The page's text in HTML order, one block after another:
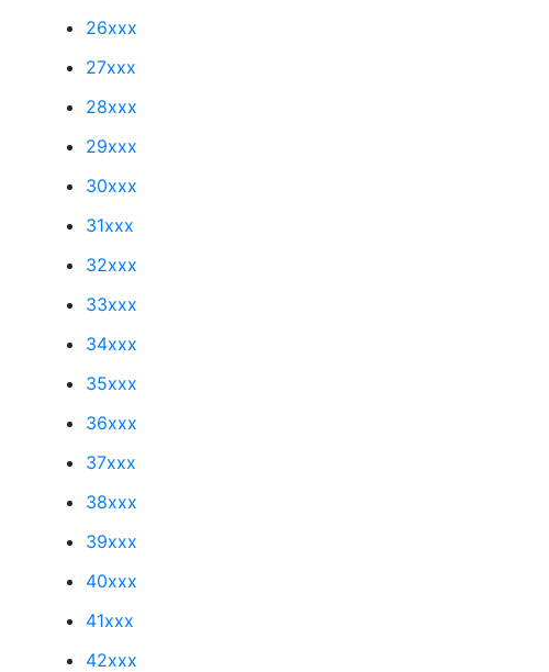
26xxx
27xxx
28xxx
29xxx
30xxx
31xxx
32xxx
33xxx
34xxx
35xxx
36xxx
37xxx
38xxx
39xxx
40xxx
41xxx
42xxx